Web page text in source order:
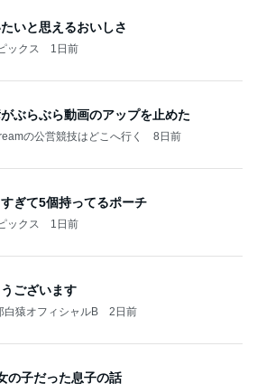
いと思えるおいしさ
ックス 1日前
ぶらぶら動画のアップを止めた
の公営競技はどこへ行く 8日前
ぎて5個持ってるポーチ
ックス 1日前
ございます
白猿オフィシャルB 2日前
の子だった息子の話